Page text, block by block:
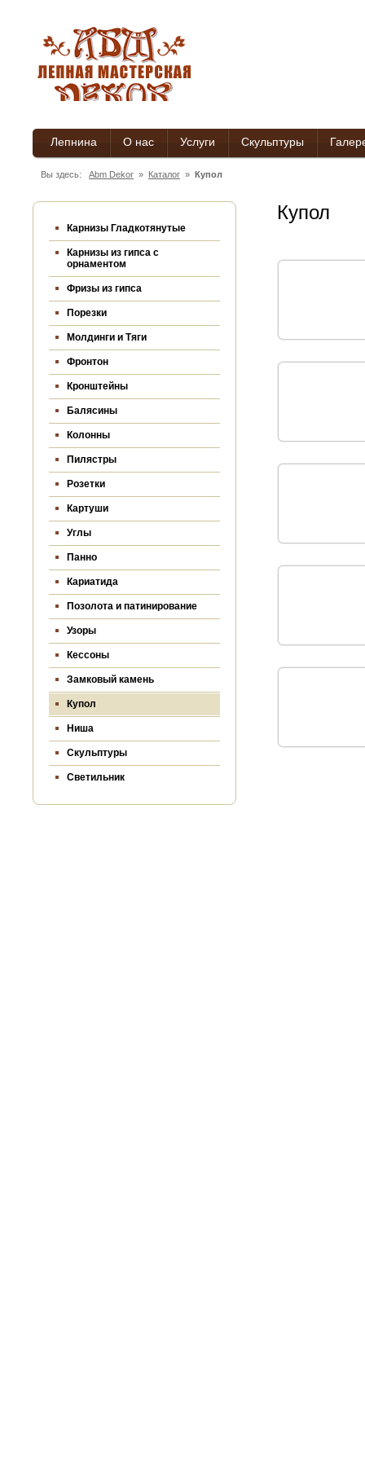
Лепнина О нас Услуги Скульптуры
Вы здесь: Abm Dekor » Каталог » Купол
Карнизы Гладкотянутые
Карнизы из гипса c
орнаментом
Фризы из гипса
Порезки
Молдинги и Тяги
Фронтон
Кронштейны
Балясины
Колонны
Пилястры
Розетки
Картуши
Углы
Панно
Кариатида
Позолота и патинирование
Узоры
Кессоны
Замковый камень
Купол
Ниша
Скульптуры
Светильник
Купол